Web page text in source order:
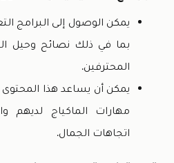
يمكن الوصول إلى البرامج
بما في ذلك نصائح وحيل
المحترفين.
يمكن أن يساعد هذا
مهارات الماكياج لديهم
اتجاهات الجمال.